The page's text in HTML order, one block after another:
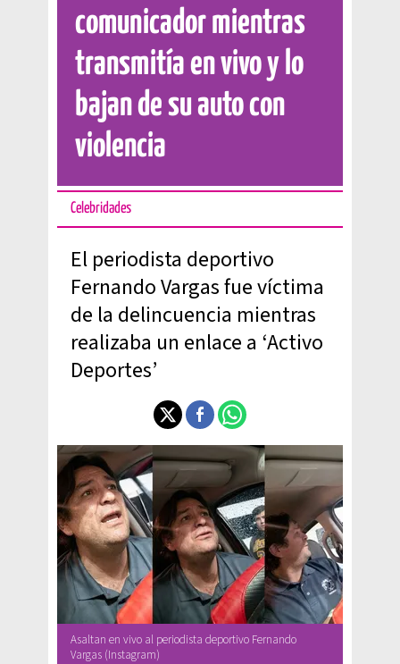
comunicador mientras
transmitía en vivo y lo
bajan de su auto con
violencia
Celebridades
El periodista deportivo
Fernando Vargas fue víctima
de la delincuencia mientras
realizaba un enlace a ‘Activo
Deportes’
Asaltan en vivo al periodista deportivo Fernando
Vargas (Instagram)